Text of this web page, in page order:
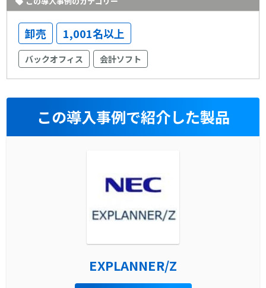
卸売 1,001名以上
バックオフィス 会計ソフト
この導入事例で紹介した製品
EXPLANNER/Z